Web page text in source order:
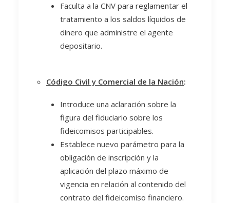
Faculta a la CNV para reglamentar el
tratamiento a los saldos líquidos de
dinero que administre el agente
depositario.
Código Civil y Comercial de la Nación:
Introduce una aclaración sobre la
figura del fiduciario sobre los
fideicomisos participables.
Establece nuevo parámetro para la
obligación de inscripción y la
aplicación del plazo máximo de
vigencia en relación al contenido del
contrato del fideicomiso financiero.